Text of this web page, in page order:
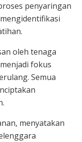
penyaringan
oleh tenaga
fokus
Semua
menyatakan